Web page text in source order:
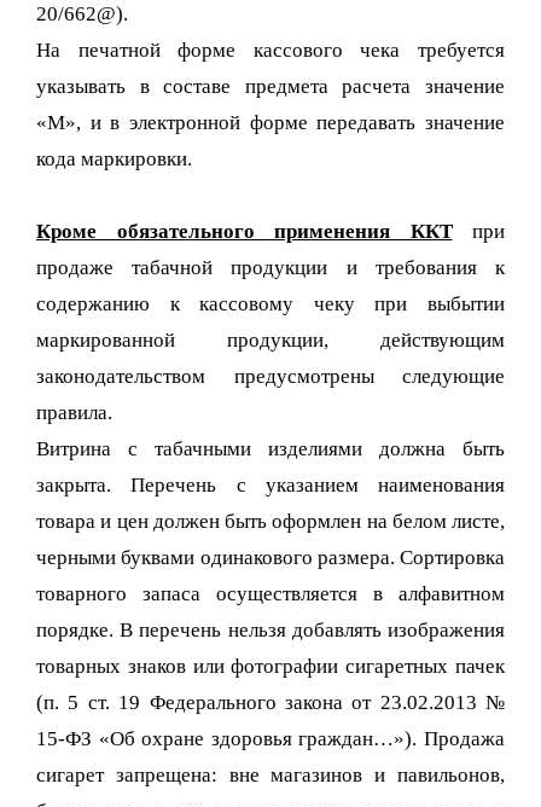
20/662@).
На печатной форме кассового чека требуется
указывать в составе предмета расчета значение
«М», и в электронной форме передавать значение
кода маркировки.
Кроме обязательного применения ККТпри
продаже табачной продукции и требования к
содержанию к кассовому чеку при выбытии
маркированной продукции, действующим
законодательством предусмотрены следующие
правила.
Витрина с табачными изделиями должна быть
закрыта. Перечень с указанием наименования
товара и цен должен быть оформлен на белом листе,
черными буквами одинакового размера. Сортировка
товарного запаса осуществляется в алфавитном
порядке. В перечень нельзя добавлять изображения
товарных знаков или фотографии сигаретных пачек
(п. 5 ст. 19 Федерального закона от 23.02.2013 №
15-ФЗ «Об охране здоровья граждан…»). Продажа
сигарет запрещена: вне магазинов и павильонов,